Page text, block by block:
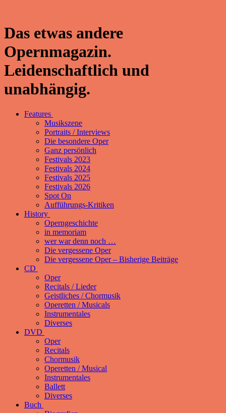
Das etwas andere
Opernmagazin.
Leidenschaftlich und
unabhängig.
Features
Musikszene
Portraits / Interviews
Die besondere Oper
Ganz persönlich
Festivals 2023
Festivals 2024
Festivals 2025
Festivals 2026
Spot On
Aufführungs-Kritiken
History
Operngeschichte
in memoriam
wer war denn noch …
Die vergessene Oper
Die vergessene Oper – Bisherige Beiträge
CD
Oper
Recitals / Lieder
Geistliches / Chormusik
Operetten / Musicals
Instrumentales
Diverses
DVD
Oper
Recitals
Chormusik
Operetten / Musical
Instrumentales
Ballett
Diverses
Buch